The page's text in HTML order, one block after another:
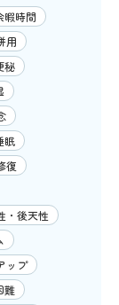
暇時間
用
秘
眠
復
・後天性
ップ
難